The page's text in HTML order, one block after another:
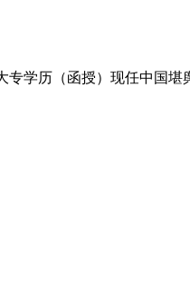
学历（函授）现任中国